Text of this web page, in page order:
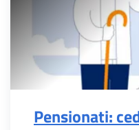
Pensionati: